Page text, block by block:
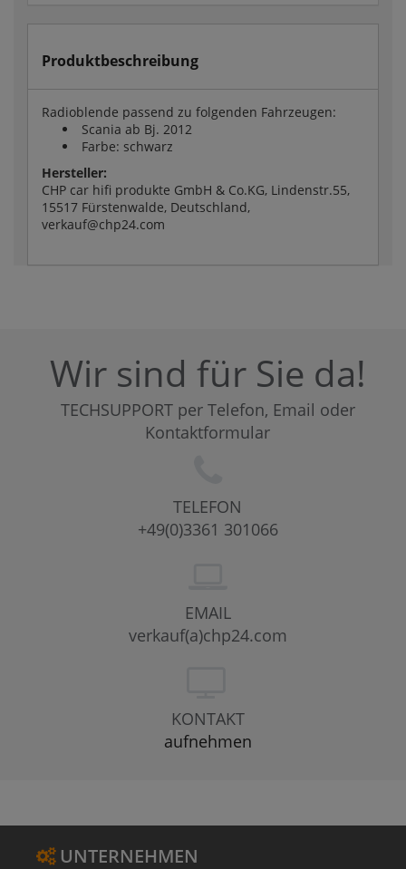
Produktbeschreibung
Radioblende passend zu folgenden Fahrzeugen:
Scania ab Bj. 2012
Farbe: schwarz
Hersteller:
CHP car hifi produkte GmbH & Co.KG, Lindenstr.55,
15517 Fürstenwalde, Deutschland,
verkauf@chp24.com
Wir sind für Sie da!
TECHSUPPORT per Telefon, Email oder
Kontaktformular
TELEFON
+49(0)3361 301066
EMAIL
verkauf(a)chp24.com
KONTAKT
aufnehmen
UNTERNEHMEN